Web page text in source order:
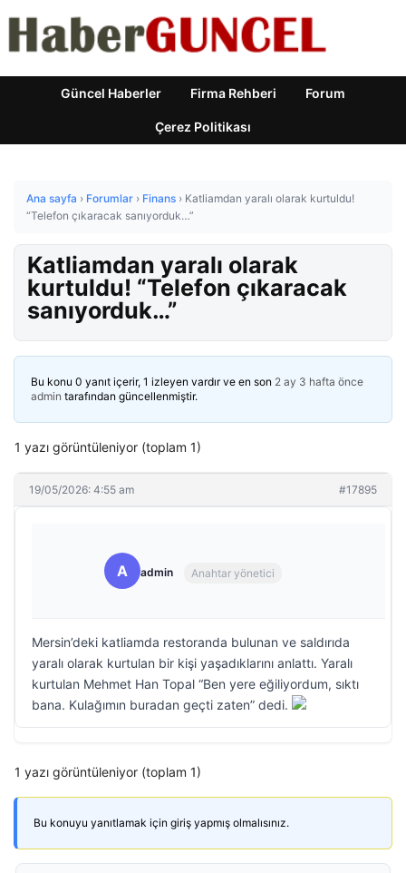
Güncel Haberler Firma Rehberi Forum
Çerez Politikası
Ana sayfa › Forumlar › Finans › Katliamdan yaralı olarak kurtuldu!
“Telefon çıkaracak sanıyorduk…”
Katliamdan yaralı olarak
kurtuldu! “Telefon çıkaracak
sanıyorduk…”
Bu konu 0 yanıt içerir, 1 izleyen vardır ve en son 2 ay 3 hafta önce
admin tarafından güncellenmiştir.
1 yazı görüntüleniyor (toplam 1)
19/05/2026: 4:55 am #17895
A admin Anahtar yönetici
Mersin’deki katliamda restoranda bulunan ve saldırıda
yaralı olarak kurtulan bir kişi yaşadıklarını anlattı. Yaralı
kurtulan Mehmet Han Topal “Ben yere eğiliyordum, sıktı
bana. Kulağımın buradan geçti zaten” dedi.
1 yazı görüntüleniyor (toplam 1)
Bu konuyu yanıtlamak için giriş yapmış olmalısınız.